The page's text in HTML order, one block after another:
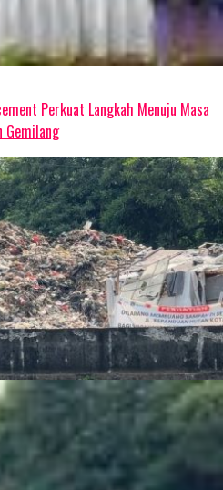
Perkuat Langkah Menuju Masa
Gemilang